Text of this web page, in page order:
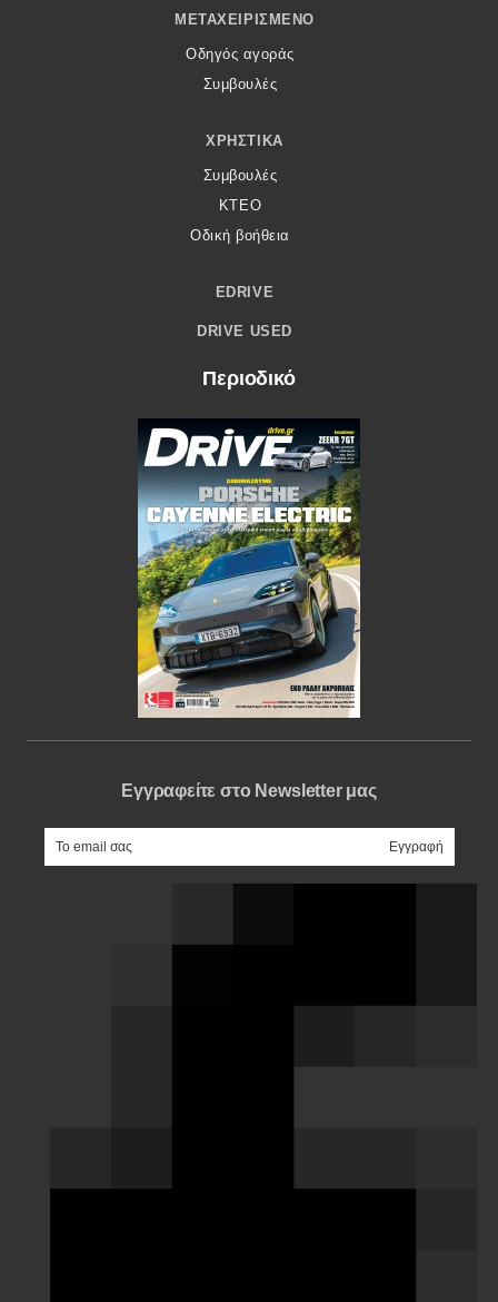
ΜΕΤΑΧΕΙΡΙΣΜΈΝΟ
Οδηγός αγοράς
Συμβουλές
ΧΡΗΣΤΙΚΆ
Συμβουλές
ΚΤΕΟ
Οδική βοήθεια
EDRIVE
DRIVE USED
Περιοδικό
Εγγραφείτε στο Newsletter μας
e-mail